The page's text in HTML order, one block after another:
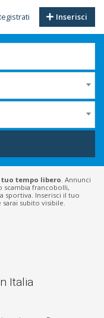
Inserisci
tuo tempo libero. Annunci
scambia francobolli,
sportiva. Inserisci il tuo
subito visibile.
Italia